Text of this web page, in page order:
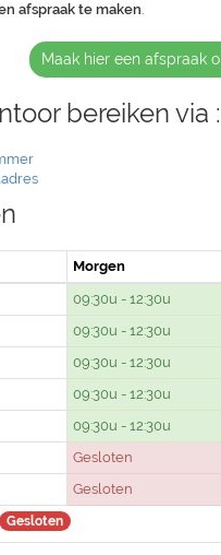
afspraak te maken.
Maak hier een afspraak
bereiken via :
Morgen
09:30u - 12:30u
09:30u - 12:30u
09:30u - 12:30u
09:30u - 12:30u
09:30u - 12:30u
Gesloten
Gesloten
Gesloten